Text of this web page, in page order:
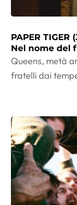
PAPER TIGER
Nel nome del
Queens, metà
fratelli dai